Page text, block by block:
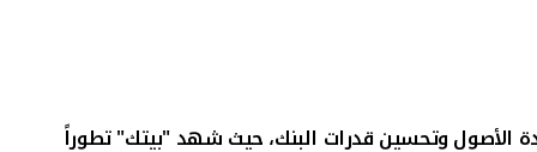
الأصول وتحسين قدرات البنك، حيث شهد "بيتك" تطوراً